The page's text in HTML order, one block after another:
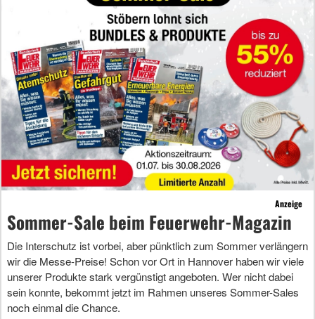
Anzeige
Sommer-Sale beim Feuerwehr-Magazin
Die Interschutz ist vorbei, aber pünktlich zum Sommer verlängern
wir die Messe-Preise! Schon vor Ort in Hannover haben wir viele
unserer Produkte stark vergünstigt angeboten. Wer nicht dabei
sein konnte, bekommt jetzt im Rahmen unseres Sommer-Sales
noch einmal die Chance.